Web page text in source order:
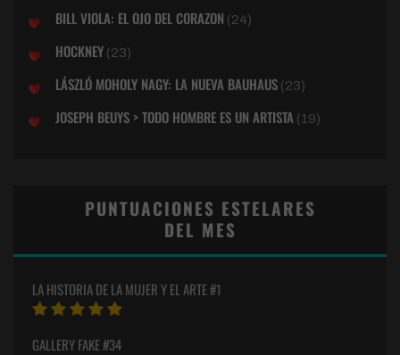
BILL VIOLA: EL OJO DEL CORAZON (24)
HOCKNEY (23)
LÁSZLÓ MOHOLY NAGY: LA NUEVA BAUHAUS (23)
JOSEPH BEUYS > TODO HOMBRE ES UN ARTISTA (19)
PUNTUACIONES ESTELARES
DEL MES
LA HISTORIA DE LA MUJER Y EL ARTE #1
GALLERY FAKE #34